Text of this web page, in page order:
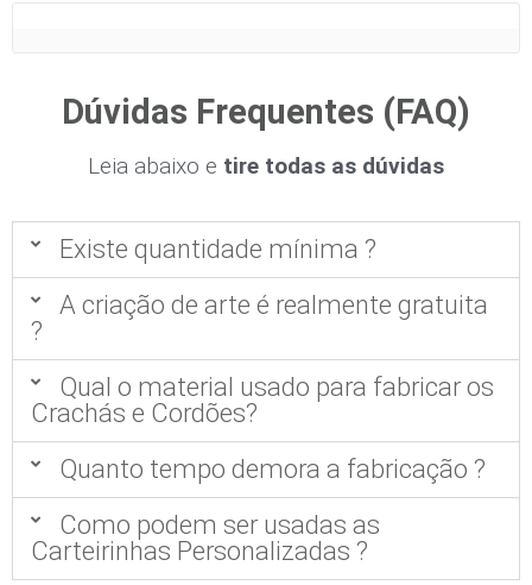
Dúvidas Frequentes (FAQ)
Leia abaixo e tire todas as dúvidas
Existe quantidade mínima ?
A criação de arte é realmente gratuita
?
Qual o material usado para fabricar os
Crachás e Cordões?
Quanto tempo demora a fabricação ?
Como podem ser usadas as
Carteirinhas Personalizadas ?